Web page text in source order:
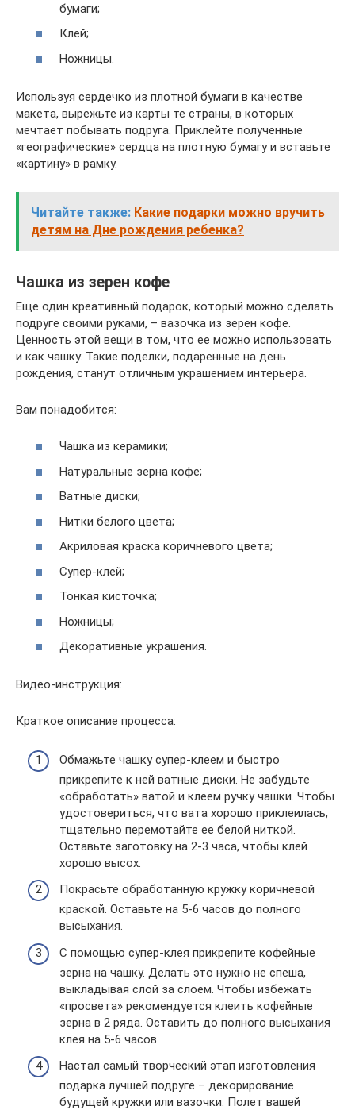
бумаги;
Клей;
Ножницы.
Используя сердечко из плотной бумаги в качестве
макета, вырежьте из карты те страны, в которых
мечтает побывать подруга. Приклейте полученные
«географические» сердца на плотную бумагу и вставьте
«картину» в рамку.
Читайте также: Какие подарки можно вручить
детям на Дне рождения ребенка?
Чашка из зерен кофе
Еще один креативный подарок, который можно сделать
подруге своими руками, – вазочка из зерен кофе.
Ценность этой вещи в том, что ее можно использовать
и как чашку. Такие поделки, подаренные на день
рождения, станут отличным украшением интерьера.
Вам понадобится:
Чашка из керамики;
Натуральные зерна кофе;
Ватные диски;
Нитки белого цвета;
Акриловая краска коричневого цвета;
Супер-клей;
Тонкая кисточка;
Ножницы;
Декоративные украшения.
Видео-инструкция:
Краткое описание процесса:
Обмажьте чашку супер-клеем и быстро
прикрепите к ней ватные диски. Не забудьте
«обработать» ватой и клеем ручку чашки. Чтобы
удостовериться, что вата хорошо приклеилась,
тщательно перемотайте ее белой ниткой.
Оставьте заготовку на 2-3 часа, чтобы клей
хорошо высох.
Покрасьте обработанную кружку коричневой
краской. Оставьте на 5-6 часов до полного
высыхания.
С помощью супер-клея прикрепите кофейные
зерна на чашку. Делать это нужно не спеша,
выкладывая слой за слоем. Чтобы избежать
«просвета» рекомендуется клеить кофейные
зерна в 2 ряда. Оставить до полного высыхания
клея на 5-6 часов.
Настал самый творческий этап изготовления
подарка лучшей подруге – декорирование
будущей кружки или вазочки. Полет вашей